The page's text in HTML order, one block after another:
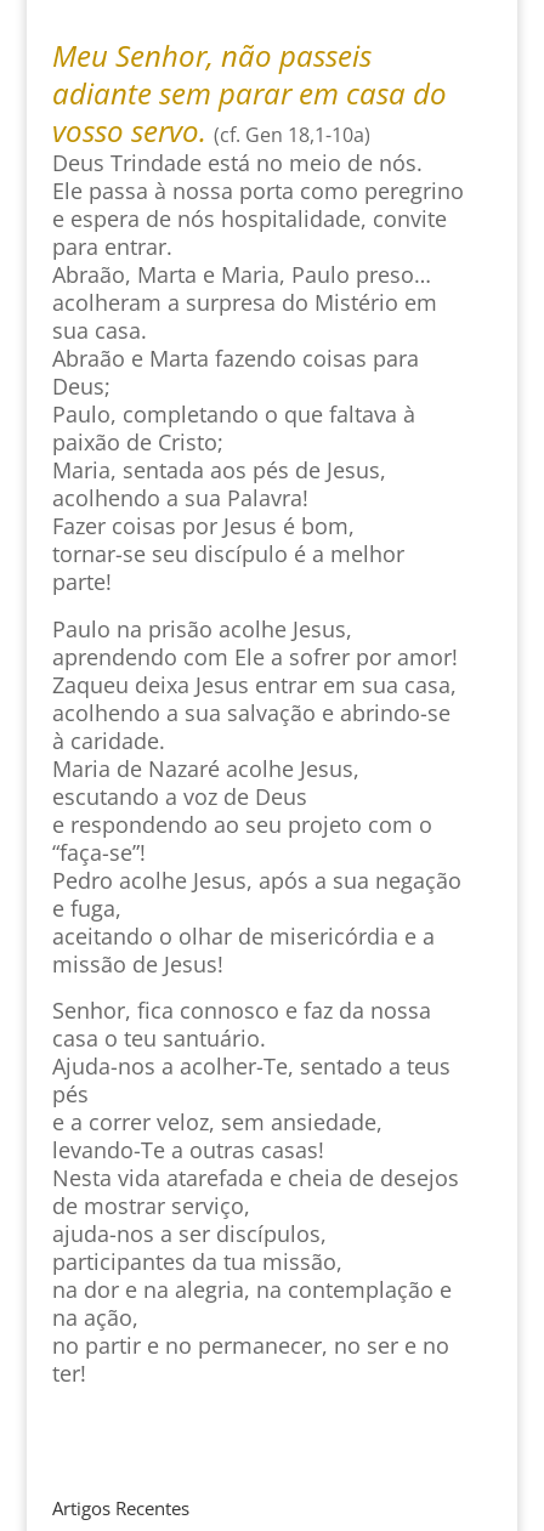
Meu Senhor, não passeis
adiante sem parar em casa do
vosso servo. (cf. Gen 18,1-10a)
Deus Trindade está no meio de nós.
Ele passa à nossa porta como peregrino
e espera de nós hospitalidade, convite
para entrar.
Abraão, Marta e Maria, Paulo preso…
acolheram a surpresa do Mistério em
sua casa.
Abraão e Marta fazendo coisas para
Deus;
Paulo, completando o que faltava à
paixão de Cristo;
Maria, sentada aos pés de Jesus,
acolhendo a sua Palavra!
Fazer coisas por Jesus é bom,
tornar-se seu discípulo é a melhor
parte!
Paulo na prisão acolhe Jesus,
aprendendo com Ele a sofrer por amor!
Zaqueu deixa Jesus entrar em sua casa,
acolhendo a sua salvação e abrindo-se
à caridade.
Maria de Nazaré acolhe Jesus,
escutando a voz de Deus
e respondendo ao seu projeto com o
“faça-se”!
Pedro acolhe Jesus, após a sua negação
e fuga,
aceitando o olhar de misericórdia e a
missão de Jesus!
Senhor, fica connosco e faz da nossa
casa o teu santuário.
Ajuda-nos a acolher-Te, sentado a teus
pés
e a correr veloz, sem ansiedade,
levando-Te a outras casas!
Nesta vida atarefada e cheia de desejos
de mostrar serviço,
ajuda-nos a ser discípulos,
participantes da tua missão,
na dor e na alegria, na contemplação e
na ação,
no partir e no permanecer, no ser e no
ter!
Artigos Recentes